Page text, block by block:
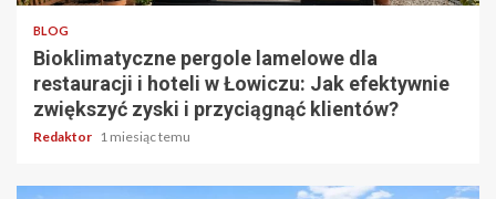
BLOG
Bioklimatyczne pergole lamelowe dla
restauracji i hoteli w Łowiczu: Jak efektywnie
zwiększyć zyski i przyciągnąć klientów?
Redaktor 1 miesiąc temu